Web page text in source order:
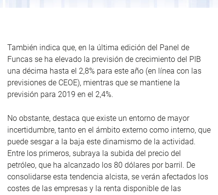
También indica que, en la última edición del Panel de
Funcas se ha elevado la previsión de crecimiento del PIB
una décima hasta el 2,8% para este año (en línea con las
previsiones de CEOE), mientras que se mantiene la
previsión para 2019 en el 2,4%.
No obstante, destaca que existe un entorno de mayor
incertidumbre, tanto en el ámbito externo como interno, que
puede sesgar a la baja este dinamismo de la actividad.
Entre los primeros, subraya la subida del precio del
petróleo, que ha alcanzado los 80 dólares por barril. De
consolidarse esta tendencia alcista, se verán afectados los
costes de las empresas y la renta disponible de las